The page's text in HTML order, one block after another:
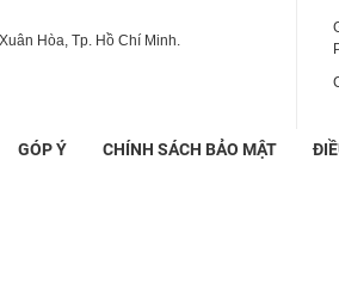
Hòa, Tp. Hồ Chí Minh.
GÓP Ý CHÍNH SÁCH BẢO MẬT